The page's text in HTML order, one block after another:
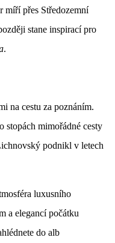
míří přes Středozemní
stane inspirací pro
.
na cestu za poznáním.
stopách mimořádné cesty
podnikl v letech
luxusního
a elegancí počátku
do alb